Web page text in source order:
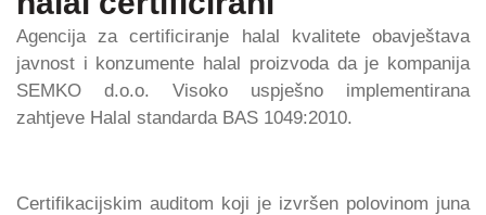
Agencija za certificiranje halal kvalitete obavještava
javnost i konzumente halal proizvoda da je kompanija
SEMKO d.o.o. Visoko uspješno implementirana
zahtjeve Halal standarda BAS 1049:2010.
Certifikacijskim auditom koji je izvršen polovinom juna